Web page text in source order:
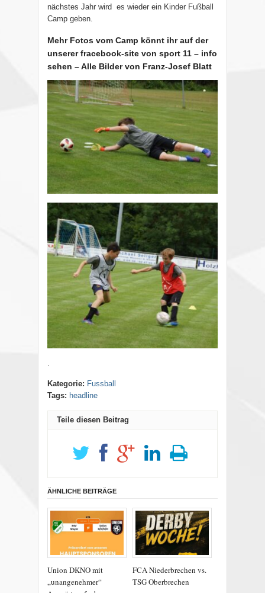
nächstes Jahr wird es wieder ein Kinder Fußball
Camp geben.
Mehr Fotos vom Camp könnt ihr auf der
unserer fracebook-site von sport 11 – info
sehen – Alle Bilder von Franz-Josef Blatt
.
Kategorie: Fussball
Tags: headline
Teile diesen Beitrag
ÄHNLICHE BEITRÄGE
Union DKNO mit
„unangenehmer“
FCA Niederbrechen vs.
TSG Oberbrechen